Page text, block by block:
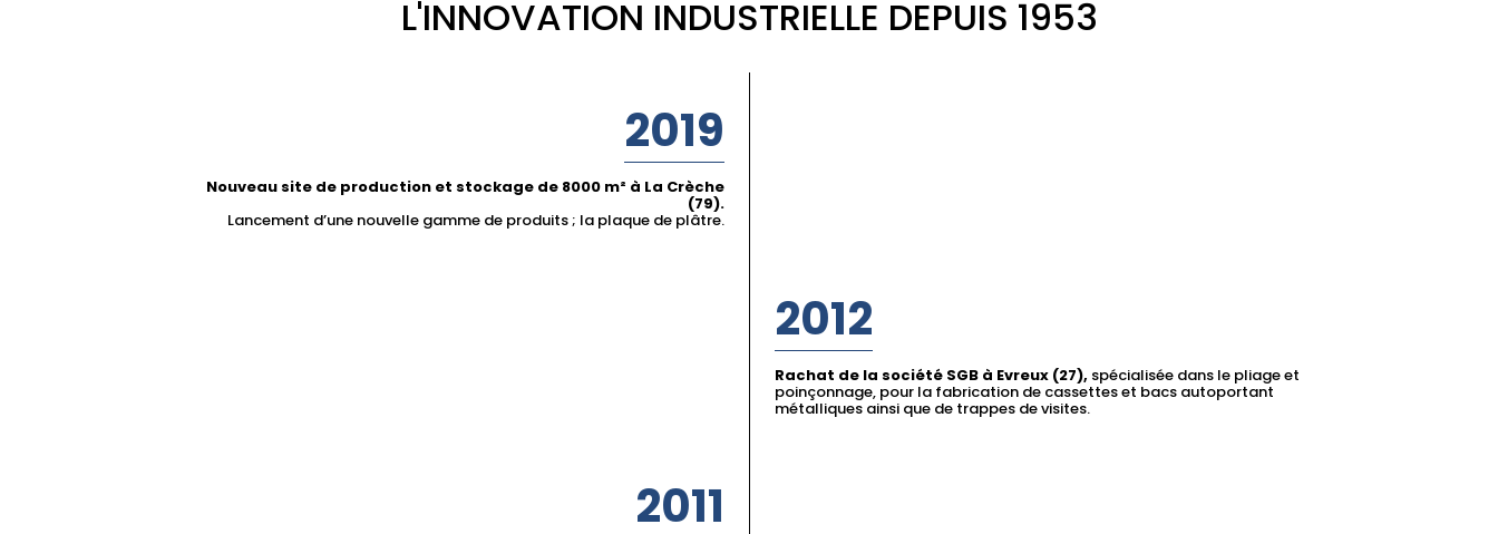
L'INNOVATION INDUSTRIELLE DEPUIS 1953
2019
Nouveau site de production et stockage de 8000 m² à La Crèche
(79).
Lancement d’une nouvelle gamme de produits ; la plaque de plâtre.
2012
Rachat de la société SGB à Evreux (27), spécialisée dans le pliage et
poinçonnage, pour la fabrication de cassettes et bacs autoportant
métalliques ainsi que de trappes de visites.
2011